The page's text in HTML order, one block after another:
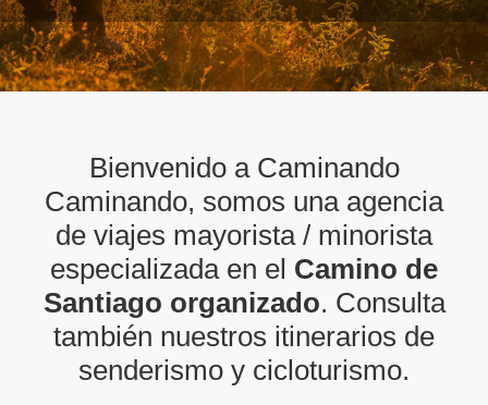
Bienvenido a Caminando
Caminando, somos una agencia
de viajes mayorista / minorista
especializada en el Camino de
Santiago organizado. Consulta
también nuestros itinerarios de
senderismo y cicloturismo.